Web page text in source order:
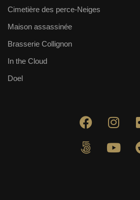
Cimetière des perce-Neiges
Maison assassinée
Brasserie Collignon
In the Cloud
Doel